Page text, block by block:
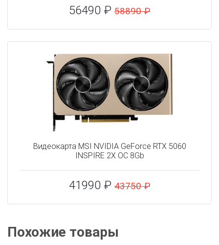
56490 ₽ 58890 ₽
Видеокарта MSI NVIDIA GeForce RTX 5060
INSPIRE 2X OC 8Gb
41990 ₽ 43750 ₽
Похожие товары